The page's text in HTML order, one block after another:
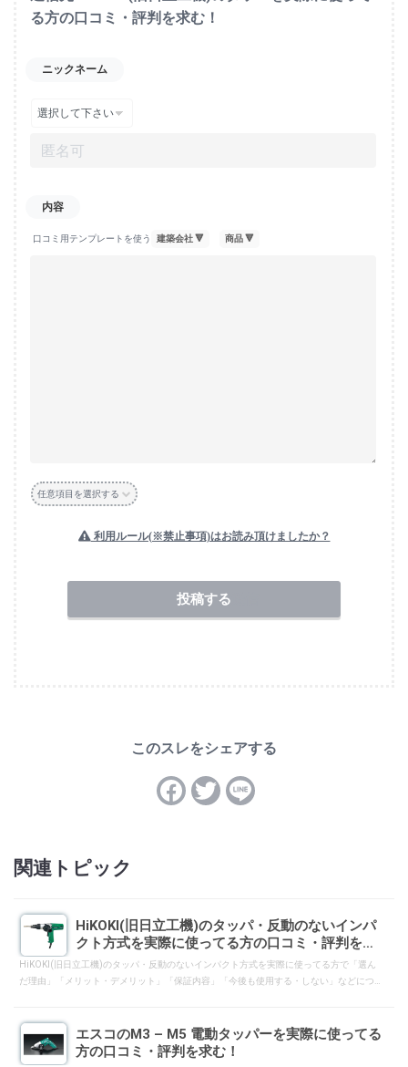
る方の口コミ・評判を求む！
ニックネーム
口コミ用テンプレートを使う
任意項目を選択する
利用ルール(※禁止事項)はお読み頂けましたか？
関連トピック
HiKOKI(旧日立工機)のタッパ・反動のないインパ
クト方式を実際に使ってる方の口コミ・評判を求
む！
HiKOKI(旧日立工機)のタッパ・反動のないインパクト方式を実際に使ってる方で「選ん
だ理由」「メリット・デメリット」「保証内容」「今後も使用する・しない」などにつ
エスコのM3 – M5 電動タッパーを実際に使ってる
方の口コミ・評判を求む！